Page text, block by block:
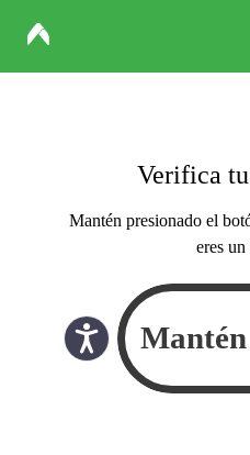
Verifica
Mantén presionado el
eres